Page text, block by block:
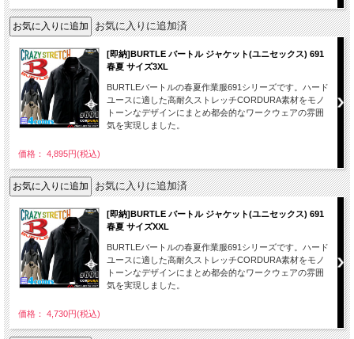
お気に入りに追加済
[即納]BURTLE バートル ジャケット(ユニセックス) 691
春夏 サイズ3XL
BURTLEバートルの春夏作業服691シリーズです。ハード
ユースに適した高耐久ストレッチCORDURA素材をモノ
トーンなデザインにまとめ都会的なワークウェアの雰囲
気を実現しました。
価格： 4,895円(税込)
お気に入りに追加済
[即納]BURTLE バートル ジャケット(ユニセックス) 691
春夏 サイズXXL
BURTLEバートルの春夏作業服691シリーズです。ハード
ユースに適した高耐久ストレッチCORDURA素材をモノ
トーンなデザインにまとめ都会的なワークウェアの雰囲
気を実現しました。
価格： 4,730円(税込)